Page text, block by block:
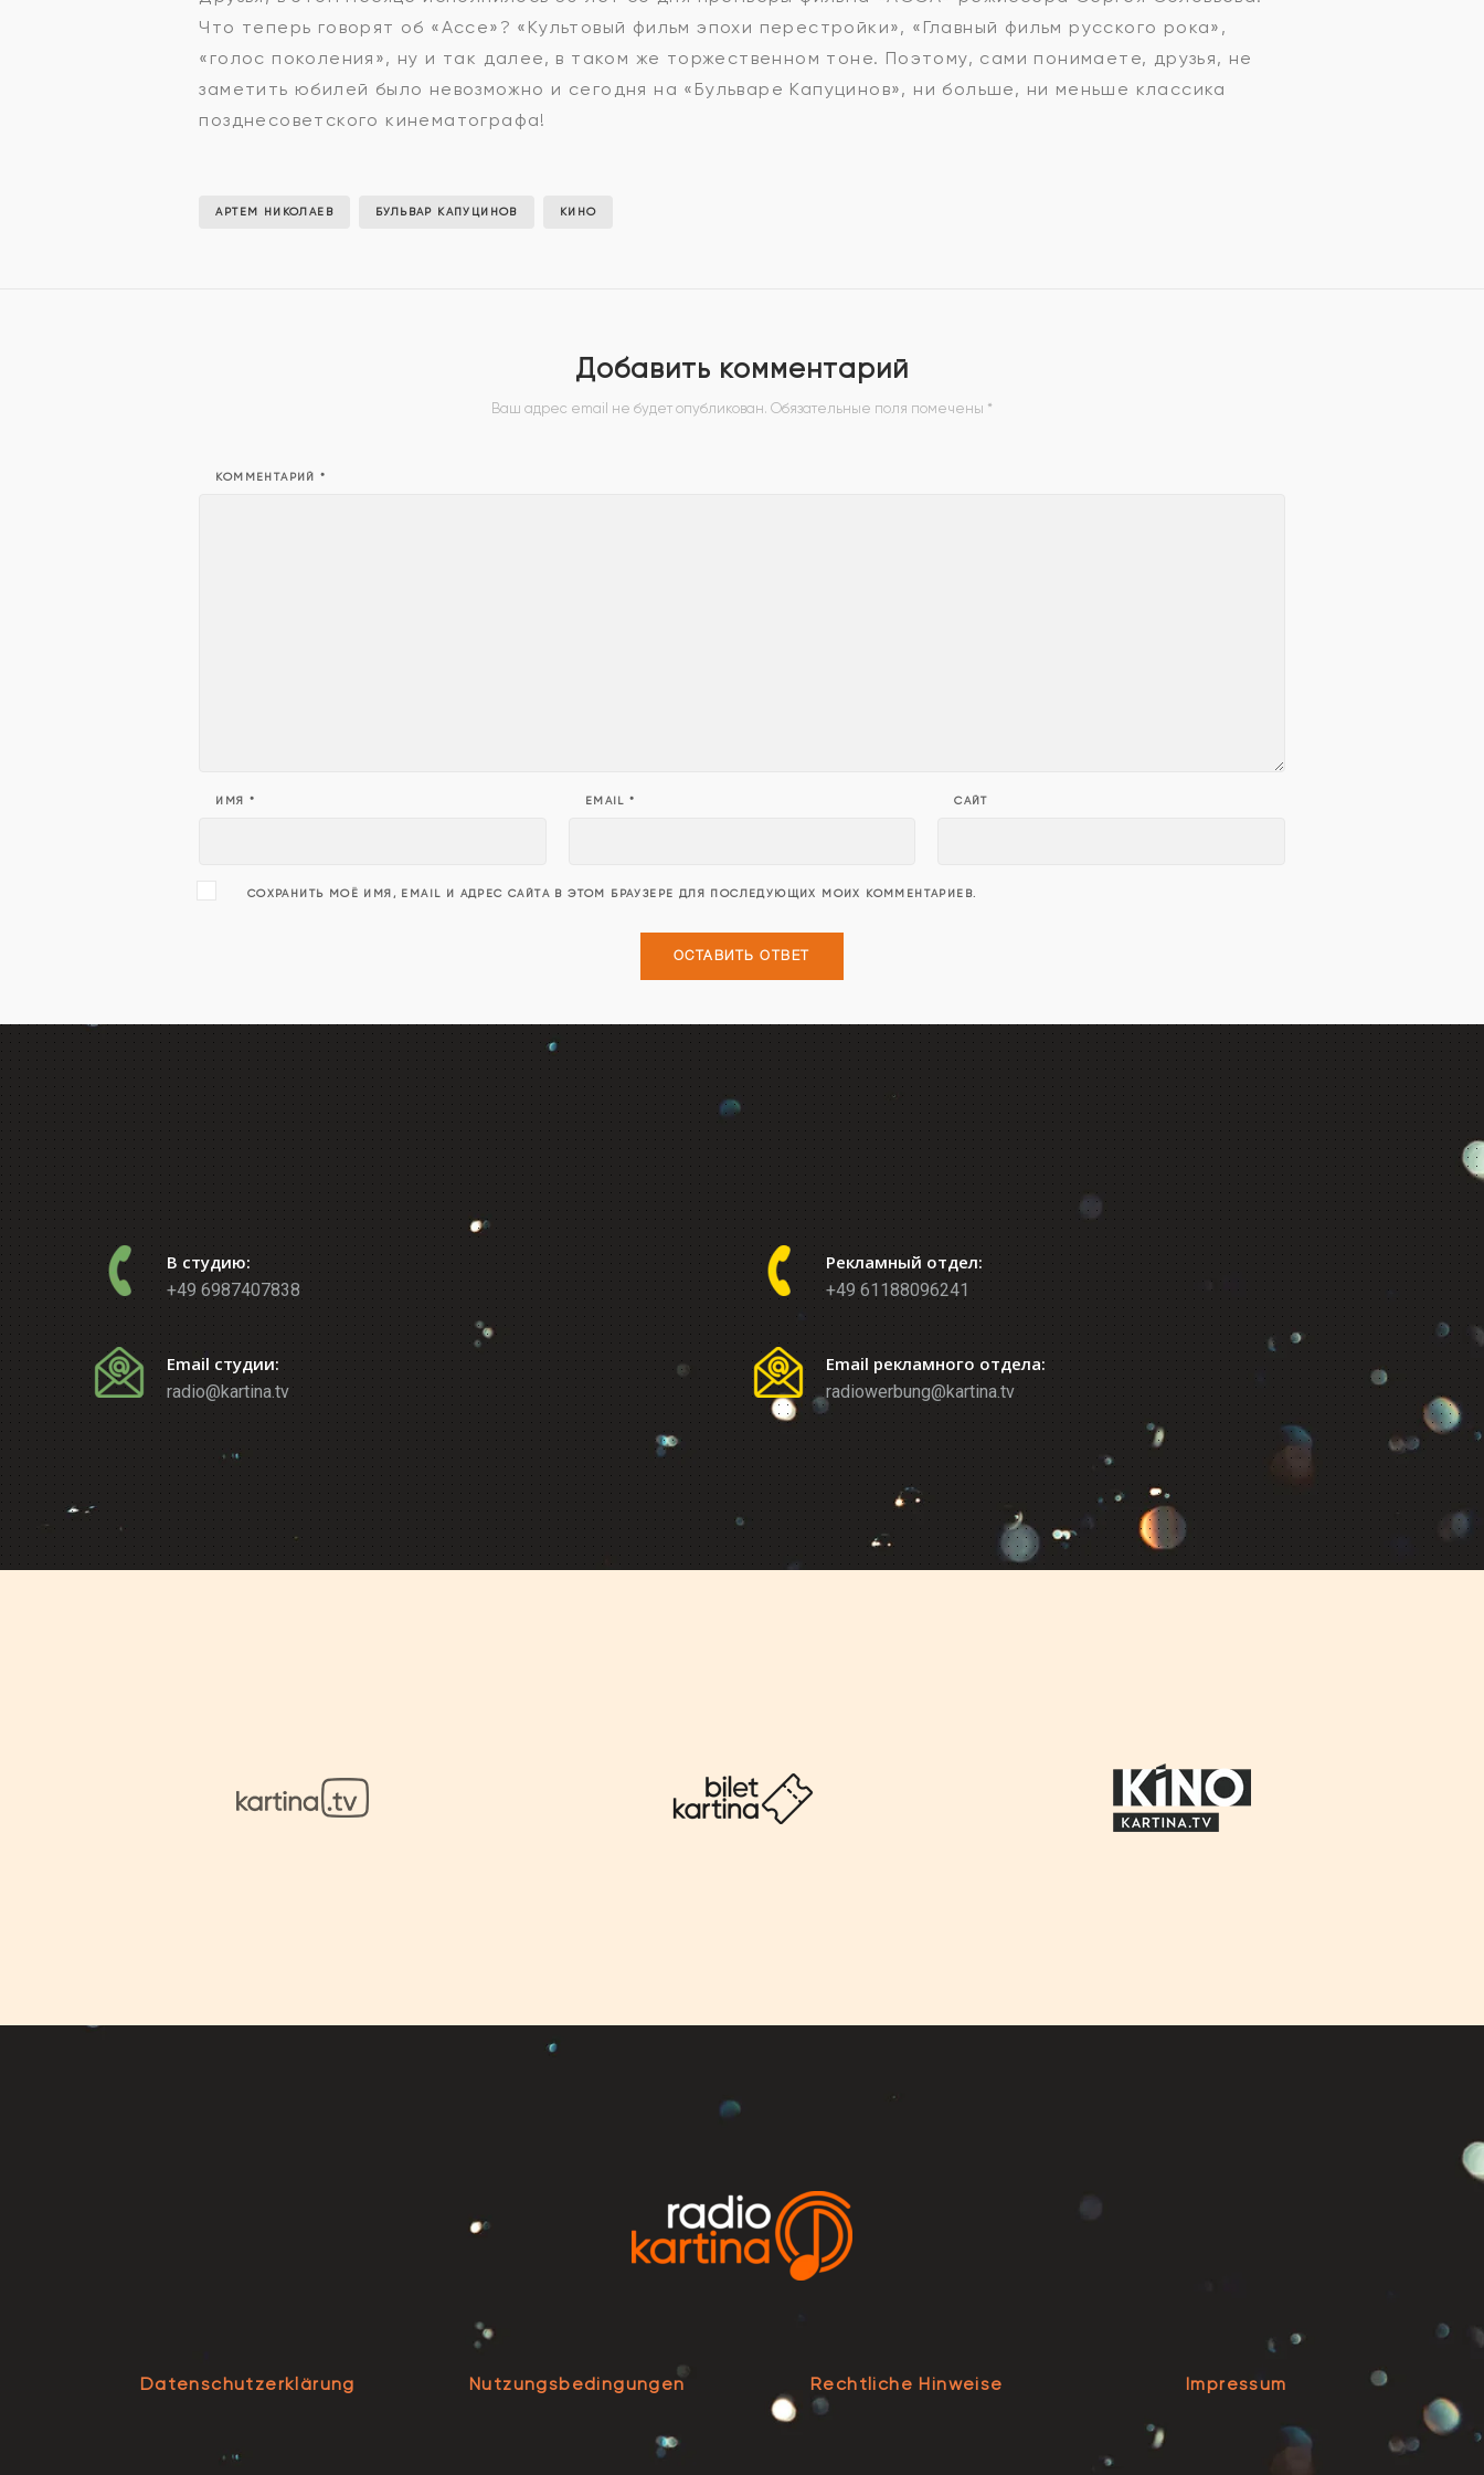
Что теперь говорят об «Ассе»? «Культовый фильм эпохи перестройки», «Главный фильм русского рока»,
«голос поколения», ну и так далее, в таком же торжественном тоне. Поэтому, сами понимаете, друзья, не
заметить юбилей было невозможно и сегодня на «Бульваре Капуцинов», ни больше, ни меньше классика
позднесоветского кинематографа!
АРТЕМ НИКОЛАЕВ БУЛЬВАР КАПУЦИНОВ КИНО
Добавить комментарий
Ваш адрес email не будет опубликован. Обязательные поля помечены *
КОММЕНТАРИЙ*
ИМЯ * EMAIL* САЙТ
СОХРАНИТЬ МОЁ ИМЯ, EMAIL И АДРЕС САЙТА В ЭТОМ БРАУЗЕРЕ ДЛЯ ПОСЛЕДУЮЩИХ МОИХ КОММЕНТАРИЕВ.
В студию:
+49 6987407838
Email студии:
radio@kartina.tv
Рекламный отдел:
+49 61188096241
Email рекламного отдела:
radiowerbung@kartina.tv
Datenschutzerklärung Nutzungsbedingungen Rechtliche Hinweise Impressum